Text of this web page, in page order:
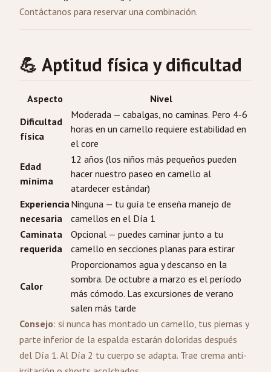
Contáctanos para reservar una combinación.
💪 Aptitud física y dificultad
Aspecto
Nivel
Dificultad
física
Moderada — cabalgas, no caminas. Pero 4-6
horas en un camello requiere estabilidad en
el core
Edad
mínima
12 años (los niños más pequeños pueden
hacer nuestro paseo en camello al
atardecer estándar)
Experiencia
necesaria
Ninguna — tu guía te enseña manejo de
camellos en el Día 1
Caminata
requerida
Opcional — puedes caminar junto a tu
camello en secciones planas para estirar
Calor
Proporcionamos agua y descanso en la
sombra. De octubre a marzo es el período
más cómodo. Las excursiones de verano
salen más tarde
Consejo: si nunca has montado un camello, tus piernas y
parte inferior de la espalda estarán doloridas después
del Día 1. Al Día 2 tu cuerpo se adapta. Trae crema anti-